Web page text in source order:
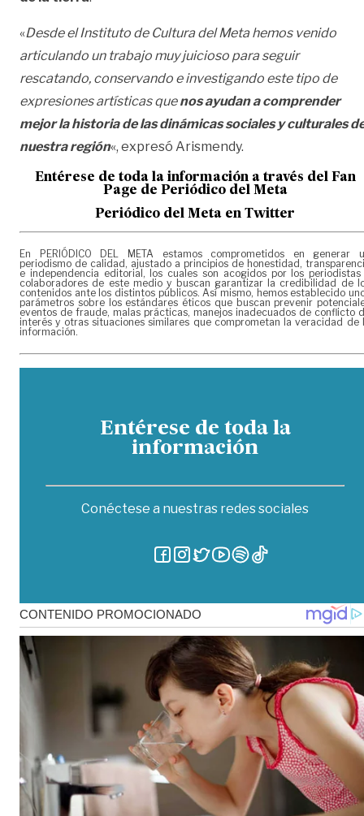
«Desde el Instituto de Cultura del Meta hemos venido
articulando un trabajo muy juicioso para seguir
rescatando, conservando e investigando este tipo de
expresiones artísticas quenos ayudan a comprender
mejor la historia de las dinámicas sociales y culturales
nuestra región«, expresó Arismendy.
Entérese de toda la información a través del Fan
Page de Periódico del Meta
Periódico del Meta en Twitter
En PERIÓDICO DEL META estamos comprometidos en generar
periodismo de calidad, ajustado a principios de honestidad,
e independencia editorial, los cuales son acogidos por los periodistas
colaboradores de este medio y buscan garantizar la credibilidad de
contenidos ante los distintos públicos. Así mismo, hemos establecido
parámetros sobre los estándares éticos que buscan prevenir
eventos de fraude, malas prácticas, manejos inadecuados de conflicto
interés y otras situaciones similares que comprometan la veracidad de
información.
Entérese de toda la
información
Conéctese a nuestras redes sociales